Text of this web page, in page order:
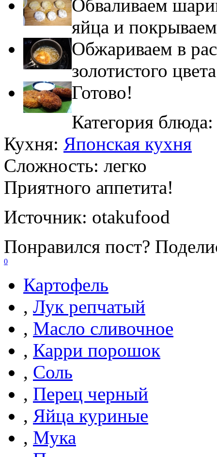
Обваливаем
яйца и
Обжариваем в
золотистого
Готово!
Категория
Кухня: Японская кухня
Сложность: легко
Приятного аппетита!
Источник: otakufood
Понравился пост?
0
Картофель
, Лук репчатый
, Масло сливочное
, Карри порошок
, Соль
, Перец черный
, Яйца куриные
, Мука